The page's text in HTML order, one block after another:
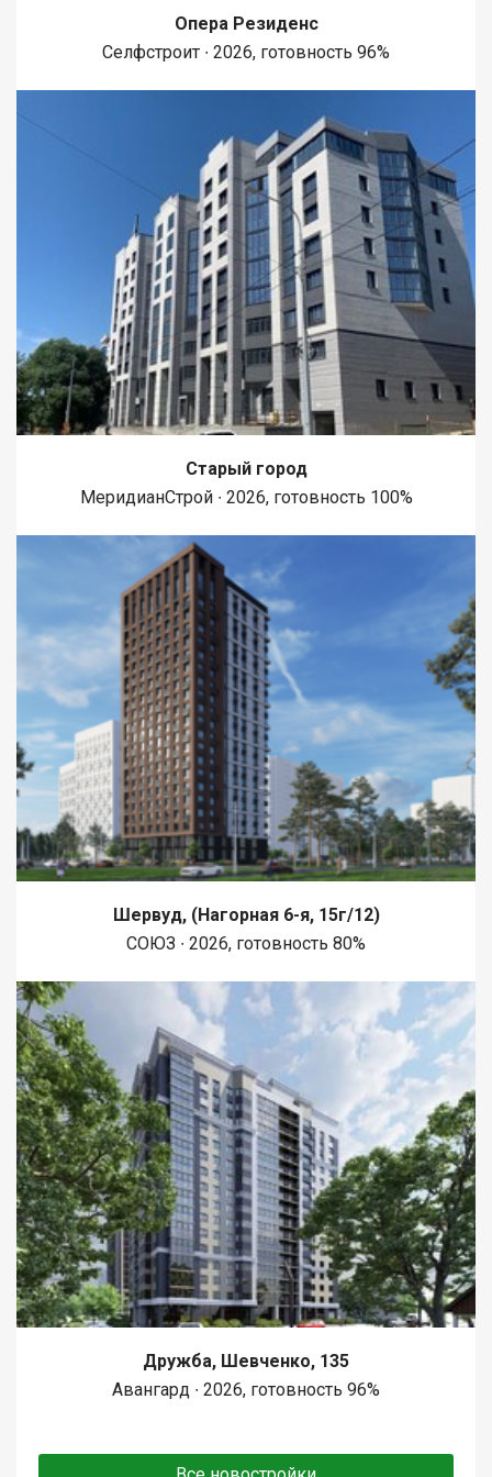
редко! БЕЗ ОБРЕМЕНЕНИЙ И ДОЛГОВ!! В собственности более
5 лет. ВСЕ ДОКУМЕНТЫ ГОТОВЫ К СДЕЛКЕ!! ПОДХОДИТ ПОД
ВСЕ ВИДЫ РАСЧЕТА!! Покупайте и живите счастливо! Рядом с
звонке, пожалуйста, сообщите номер варианта -
Опера Резиденс
Селфстроит ∙ 2026, готовность 96%
Старый город
МеридианСтрой ∙ 2026, готовность 100%
Шервуд, (Нагорная 6-я, 15г/12)
СОЮЗ ∙ 2026, готовность 80%
Дружба, Шевченко, 135
Авангард ∙ 2026, готовность 96%